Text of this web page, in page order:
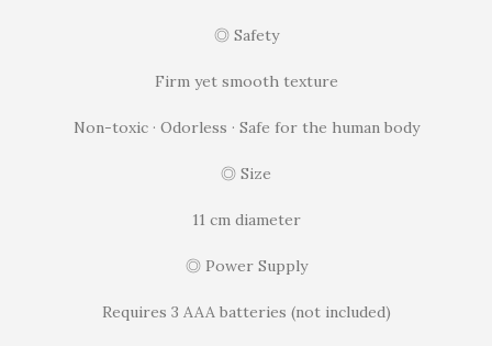
◎ Safety
Firm yet smooth texture
Non-toxic · Odorless · Safe for the human body
◎ Size
11 cm diameter
◎ Power Supply
Requires 3 AAA batteries (not included)